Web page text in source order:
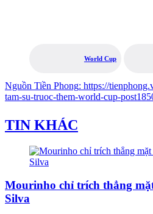
World Cup
Nguồn Tiền Phong: https://
tam-su-truoc-them-world-cup-
TIN KHÁC
Mourinho chỉ trích thẳng
Silva